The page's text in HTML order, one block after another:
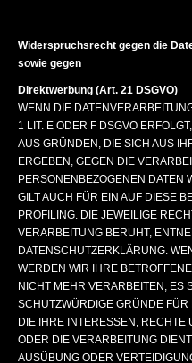
Widerspruchsrecht gegen die
sowie gegen
Direktwerbung (Art. 21 DSGVO)
WENN DIE
1 LIT. E ODER F DSGVO
AUS GRÜNDEN, DIE SICH AUS
ERGEBEN, GEGEN DIE
PERSONENBEZOGENEN DATEN
GILT AUCH FÜR EIN AUF DIESE
PROFILING. DIE JEWEILIGE
VERARBEITUNG BERUHT,
DATENSCHUTZERKLÄRUNG.
WERDEN WIR IHRE
NICHT MEHR VERARBEITEN, ES
SCHUTZWÜRDIGE GRÜNDE
DIE IHRE INTERESSEN, RECHTE
ODER DIE VERARBEITUNG
AUSÜBUNG ODER